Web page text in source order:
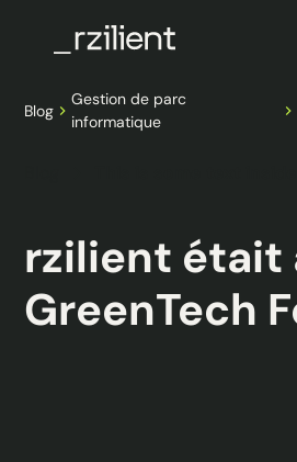
Blog
Gestion de parc
informatique
rzilient était
GreenTech